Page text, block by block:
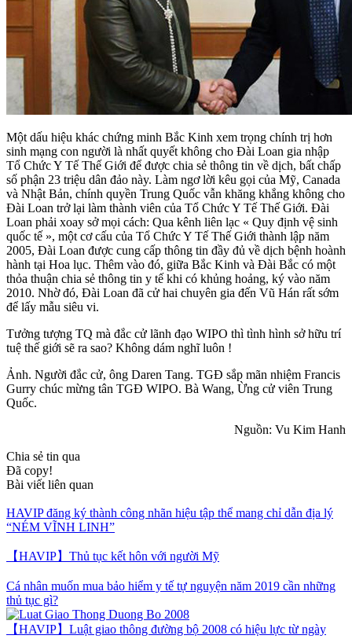
Một dấu hiệu khác chứng minh Bắc Kinh xem trọng chính trị hơn
sinh mạng con người là nhất quyết không cho Đài Loan gia nhập
Tổ Chức Y Tế Thế Giới để được chia sẻ thông tin về dịch, bất chấp
số phận 23 triệu dân đảo này. Làm ngơ lời kêu gọi của Mỹ, Canada
và Nhật Bản, chính quyền Trung Quốc vẫn khăng khắng không cho
Đài Loan trở lại làm thành viên của Tổ Chức Y Tế Thế Giới. Đài
Loan phải xoay sở mọi cách: Qua kênh liên lạc « Quy định vệ sinh
quốc tế », một cơ cấu của Tổ Chức Y Tế Thế Giới thành lập năm
2005, Đài Loan được cung cấp thông tin đầy đủ về dịch bệnh hoành
hành tại Hoa lục. Thêm vào đó, giữa Bắc Kinh và Đài Bắc có một
thỏa thuận chia sẻ thông tin y tế khi có khủng hoảng, ký vào năm
2010. Nhờ đó, Đài Loan đã cử hai chuyên gia đến Vũ Hán rất sớm
để lấy mẫu siêu vi.
Tưởng tượng TQ mà đắc cử lãnh đạo WIPO thì tình hình sở hữu trí
tuệ thế giới sẽ ra sao? Không dám nghĩ luôn !
Ảnh. Người đắc cử, ông Daren Tang. TGĐ sắp mãn nhiệm Francis
Gurry chúc mừng tân TGĐ WIPO. Bà Wang, Ừng cử viên Trung
Quốc.
Nguồn: Vu Kim Hanh
Chia sẻ tin qua
Đã copy!
Bài viết liên quan
HAVIP đăng ký thành công nhãn hiệu tập thể mang chỉ dẫn địa lý
“NÉM VĨNH LINH”
【HAVIP】Thủ tục kết hôn với người Mỹ
Cá nhân muốn mua bảo hiểm y tế tự nguyện năm 2019 cần những
thủ tục gì?
【HAVIP】Luật giao thông đường bộ 2008 có hiệu lực từ ngày